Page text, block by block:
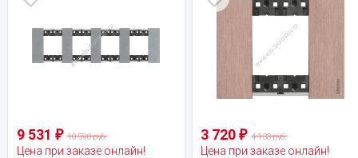
9 531 ₽ 10 590 руб.
Цена при заказе онлайн!
3 720₽ 4 133 руб.
Цена при заказе онлайн!